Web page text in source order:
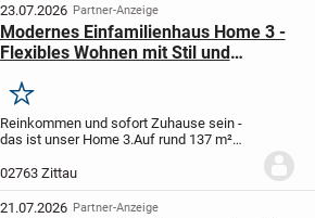
23.07.2026 Partner-Anzeige
Modernes Einfamilienhaus Home 3 -
Flexibles Wohnen mit Stil und
Merken
Reinkommen und sofort Zuhause sein -
das ist unser Home 3.Auf rund 137 m²
Einfamilienhaus voller Leben und
Möglichkeiten. Schon beim Betreten
spürst Du die Großzügigkeit...
02763 Zittau
21.07.2026 Partner-Anzeige